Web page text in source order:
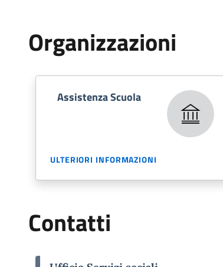
Organizzazioni
Assistenza Scuola
ULTERIORI INFORMAZIONI
Contatti